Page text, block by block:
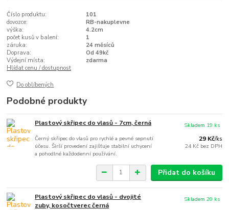
Číslo produktu:
101
dovozce:
RB-nakuplevne
výška:
4.2cm
počet kusů v balení:
1
záruka:
24 měsíců
Doprava:
Od 49kč
Výdejní místa:
zdarma
Hlídat cenu / dostupnost
Do oblíbených
Podobné produkty
Plastový skřipec do vlasů - 7cm, černá
Černý skřipec do vlasů pro rychlé a pevné sepnutí
účesu. Širší provedení zajišťuje stabilní uchycení
a pohodlné každodenní používání.
29 Kč/ks
24 Kč bez DPH
Skladem 19 ks
Přidat do košíku
Plastový skřipec do vlasů - dvojité
zuby, kosočtverec černá
Skladem 20 ks